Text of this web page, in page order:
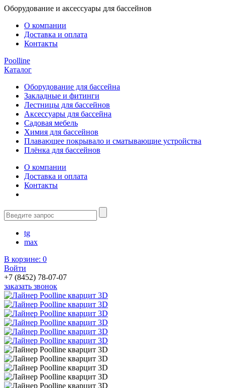
Оборудование и аксессуары для бассейнов
О компании
Доставка и оплата
Контакты
Poolline
Каталог
Оборудование для бассейна
Закладные и фитинги
Лестницы для бассейнов
Аксессуары для бассейна
Садовая мебель
Химия для бассейнов
Плавающее покрывало и сматывающие устройства
Плёнка для бассейнов
О компании
Доставка и оплата
Контакты
tg
max
В корзине: 0
Войти
+7 (8452) 78-07-07
заказать звонок